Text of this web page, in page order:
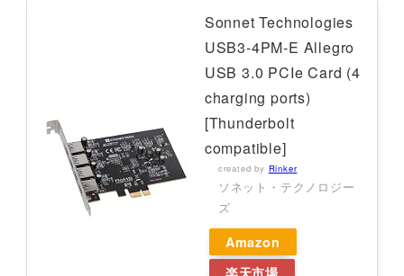
Sonnet Technologies
USB3-4PM-E Allegro
USB 3.0 PCIe Card (4
charging ports)
[Thunderbolt
compatible]
created by Rinker
ソネット・テクノロジー
ズ
Amazon
楽天市場